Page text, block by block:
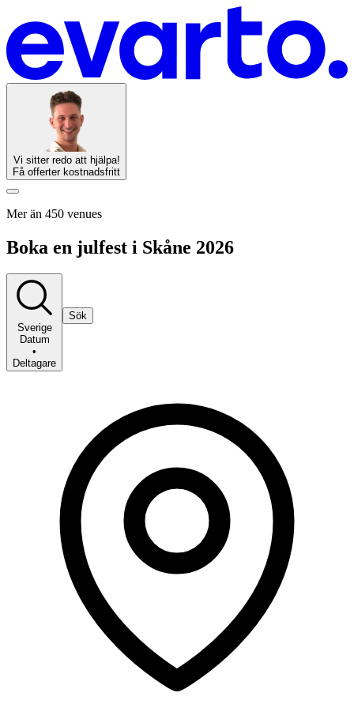
Vi sitter redo att hjälpa!
Få offerter kostnadsfritt
Mer än 450 venues
Boka en julfest i Skåne 2026
Sverige
Datum
•
Deltagare
Sök